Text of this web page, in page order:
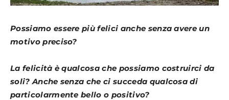
Possiamo essere più felici anche senza avere un
motivo preciso?
La felicità è qualcosa che possiamo costruirci da
soli? Anche senza che ci succeda qualcosa di
particolarmente bello o positivo?